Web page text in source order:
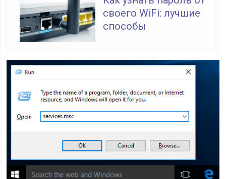
своего WiFi: лучшие
способы